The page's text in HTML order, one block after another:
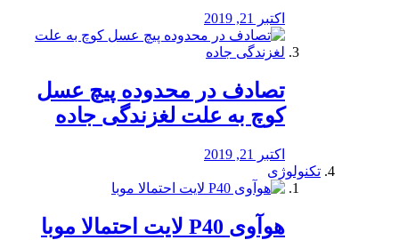
اکتبر 21, 2019
تصادف در محدوده پیچ عسل
کوچ به علت لغزندگی جاده
اکتبر 21, 2019
تکنولوژی
هوآوی P40 لایت احتمالا موبا